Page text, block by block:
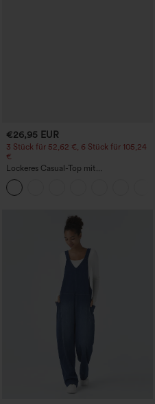
€26,95 EUR
3 Stück für 52,62 €, 6 Stück für 105,24
€
Lockeres Casual-Top mit
Rundhalsausschnitt und
Fledermausärmeln